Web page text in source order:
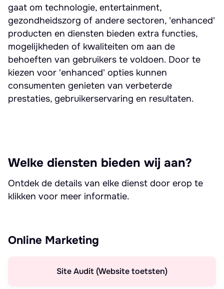
gaat om technologie, entertainment,
gezondheidszorg of andere sectoren, 'enhanced'
producten en diensten bieden extra functies,
mogelijkheden of kwaliteiten om aan de
behoeften van gebruikers te voldoen. Door te
kiezen voor 'enhanced' opties kunnen
consumenten genieten van verbeterde
prestaties, gebruikerservaring en resultaten.
Welke diensten bieden wij aan?
Ontdek de details van elke dienst door erop te
klikken voor meer informatie.
Online Marketing
Site Audit (Website toetsten)